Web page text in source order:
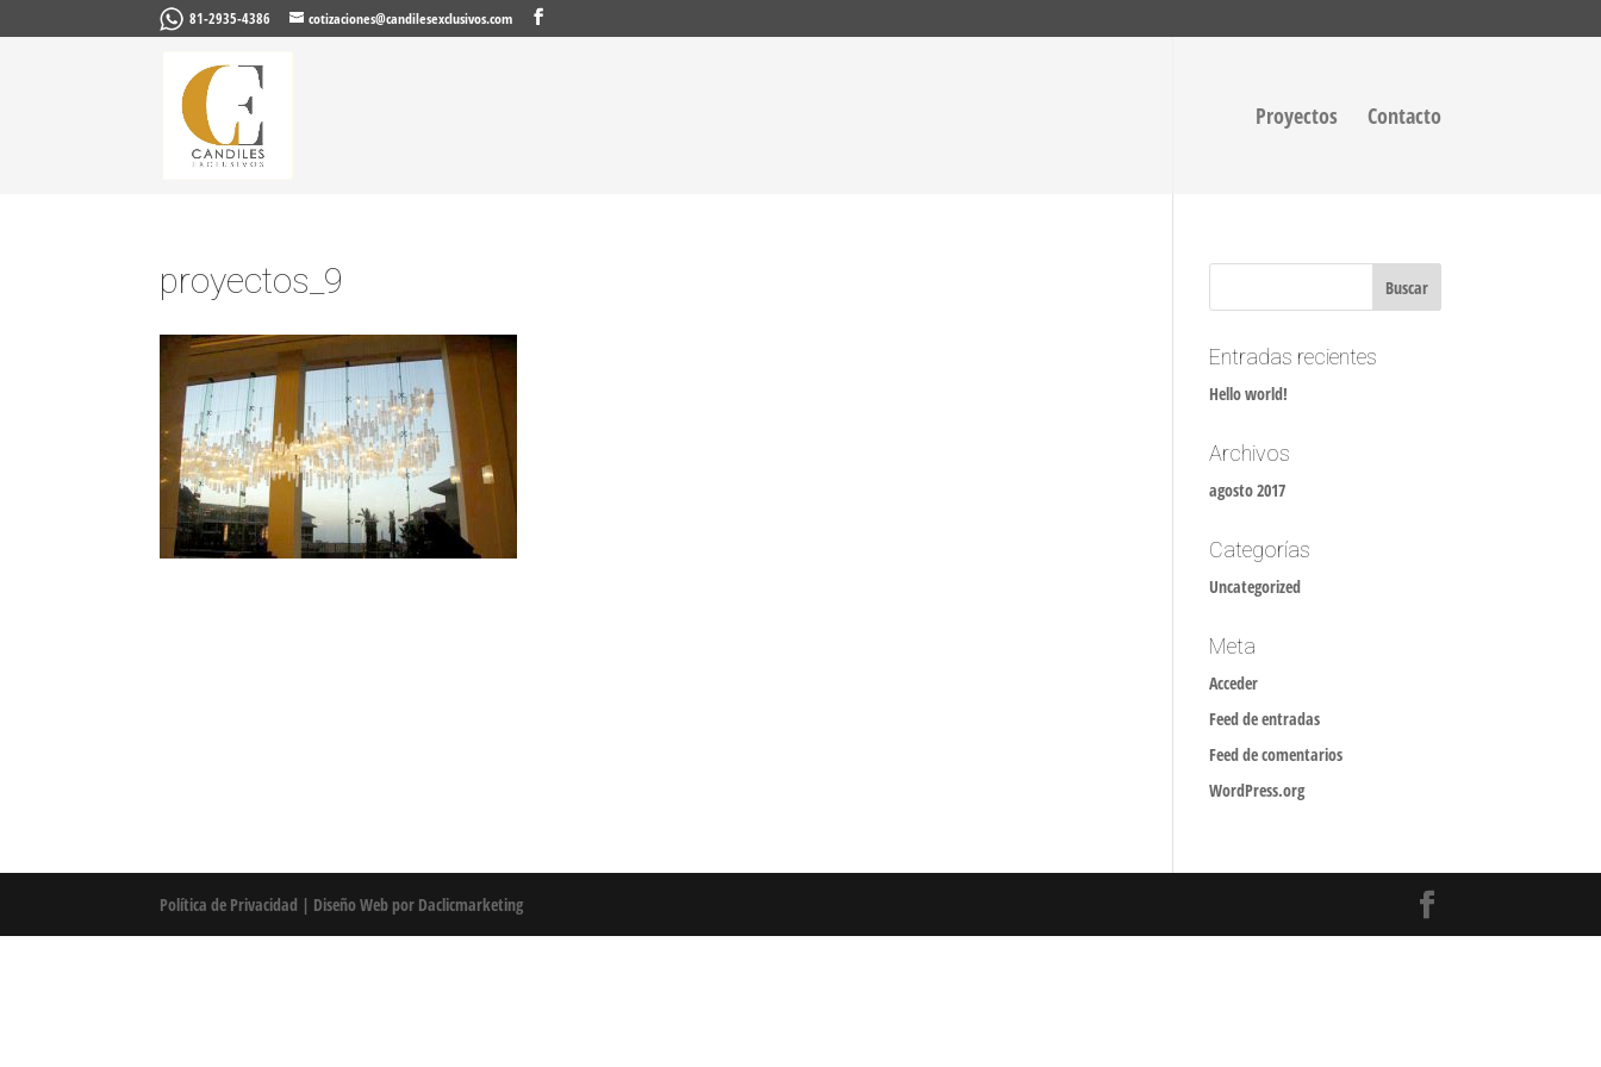
81-2935-4386 cotizaciones@candilesexclusivos.com
Proyectos Contacto
proyectos_9
Entradas recientes
Hello world!
Archivos
agosto 2017
Categorías
Uncategorized
Meta
Acceder
Feed de entradas
Feed de comentarios
WordPress.org
Política de Privacidad | Diseño Web por Daclicmarketing